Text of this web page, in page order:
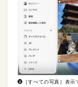
❷［すべての写真］表示